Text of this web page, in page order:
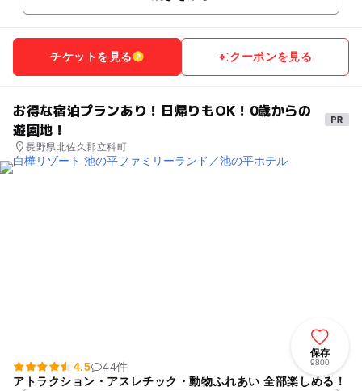
チケットを見る クーポンを見る
お得な宿泊プランあり！日帰りもOK！0歳からの
遊園地！
長野県北佐久郡立科町
保存
9800
4.5
44件
アトラクション・アスレチック・動物ふれあい 全部楽しめる！